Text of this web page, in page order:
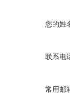
您的姓
联系电
常用邮